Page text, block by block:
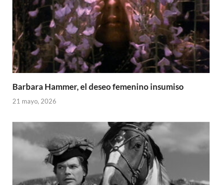
Barbara Hammer, el deseo femenino insumiso
21 mayo, 2026